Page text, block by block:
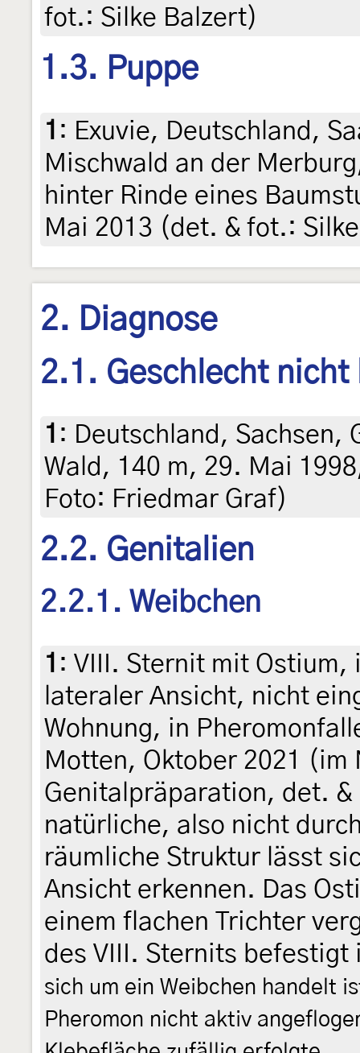
fot.: Silke Balzert)
1.3. Puppe
1 : Exuvie, Deutschland,
Mischwald an der
hinter Rinde eines
Mai 2013 (det. & fot.:
2. Diagnose
2.1. Geschlecht nicht
1 : Deutschland, Sachsen,
Wald, 140 m, 29. Mai
Foto: Friedmar Graf)
2.2. Genitalien
2.2.1. Weibchen
1 : VIII. Sternit mit
lateraler Ansicht, nicht
Wohnung, in
Motten, Oktober 2021 (im
Genitalpräparation, det.
natürliche, also nicht
räumliche Struktur lässt
Ansicht erkennen. Das
einem flachen Trichter
des VIII. Sternits befestigt
sich um ein Weibchen handelt
Pheromon nicht aktiv